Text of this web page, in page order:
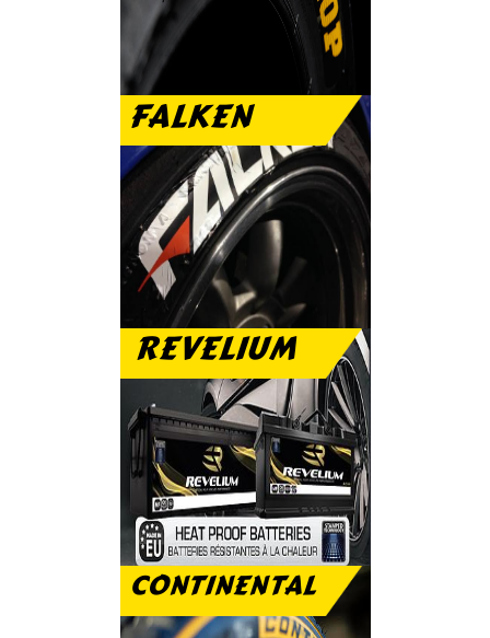
تمتع مع فالكن بنعومة
الطريق والهدوء التام
FALKEN
بطارية ريفيليم ضمان
عام مجانى
REVELIUM
CONTINENTAL